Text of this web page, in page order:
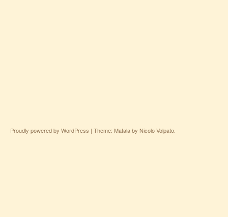
Proudly powered by WordPress | Theme: Matala by Nicolo Volpato